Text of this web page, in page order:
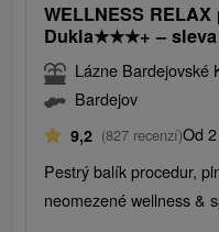
WELLNESS
Dukla★★★+ –
Lázne Bardejovské
Bardejov
9,2 (827 recenzí)Od
Pestrý balík procedur,
neomezené wellness &